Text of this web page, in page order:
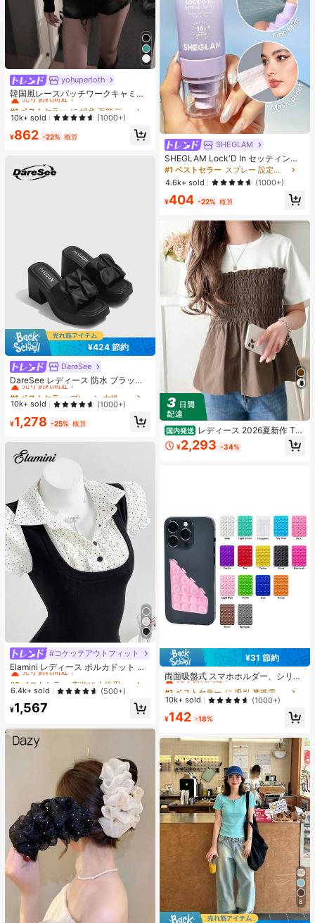
yohuperloth
韓国風レースパッチワークキャミソ
ールタンクトップ、Y2Kエステティ
ック、ストリートウェアカジュアル
サマー
#1 ベストセラー
売り切れ間近！
#1 ベストセラー
売り切れ間近！
#1 ベストセラー
売り切れ間近！
#1 ベストセラー
売り切れ間近！
10k+ sold (1000+)
¥862 -22% 概算
¥424 節約
DareSee
DareSee レディース 防水 プラット
フォーム 厚底サンダル オープントゥ
スリッポンシューズ 夏新作 チャンキ
ーハイヒール Y2Kスタイル 通学向け
#1 ベストセラー
売り切れ間近！
#1 ベストセラー
売り切れ間近！
#1 ベストセラー
売り切れ間近！
#1 ベストセラー
売り切れ間近！
10k+ sold (1000+)
¥1,278 -25% 概算
#コケッテアウトフィット
Elamini レディース ポルカドット パ
ッチワーク レーストリム 配色 ウエ
スト ショートスリーブ トップス 夏
用
#2 ベストセラー
夜遊び 女性用ブラウス
売り切れ間近！
#2 ベストセラー
売り切れ間近！
#2 ベストセラー
売り切れ間近！
#2 ベストセラー
売り切れ間近！
6.4k+ sold (500+)
¥1,567
SHEGLAM
SHEGLAM Lock'D In セッティング
スプレー 女性と女の子のためのブラ
ンドビューティーコスメメイクアッ
プ
#1 ベストセラー
スプレー 設定スプレー
4.6k+ sold
(1000+)
¥404 -22% 概算
国内発送 レディース 2026夏新作 Tシ
ャツ 半袖 トップス ドッキング ビス
チェ風 シャーリング ペプラム 切り
¥2,293 -34%
¥31 節約
両面吸盤式 スマホホルダー、シリコ
ン製 滑り止め 洗える スマートフォ
ンブラケット ステッカー
#1 ベストセラー
に 吸引 携帯電話ホルダー
売り切れ間近！
#1 ベストセラー
売り切れ間近！
#1 ベストセラー
売り切れ間近！
#1 ベストセラー
売り切れ間近！
10k+ sold (1000+)
¥142 -18%
8